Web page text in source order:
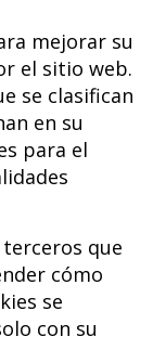
mejorar su
el sitio web.
se clasifican
en su
para el
que
cómo
se
con su
cada paciente y es
quien
de la